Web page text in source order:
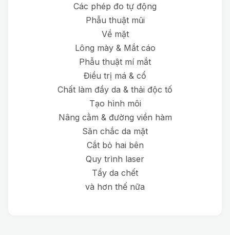
Các phép đo tự động
Phẫu thuật mũi
Về mặt
Lông mày & Mắt cáo
Phẫu thuật mí mắt
Điều trị má & cổ
Chất làm đầy da & thải độc tố
Tạo hình môi
Nâng cằm & đường viền hàm
Săn chắc da mặt
Cắt bỏ hai bên
Quy trình laser
Tẩy da chết
và hơn thế nữa